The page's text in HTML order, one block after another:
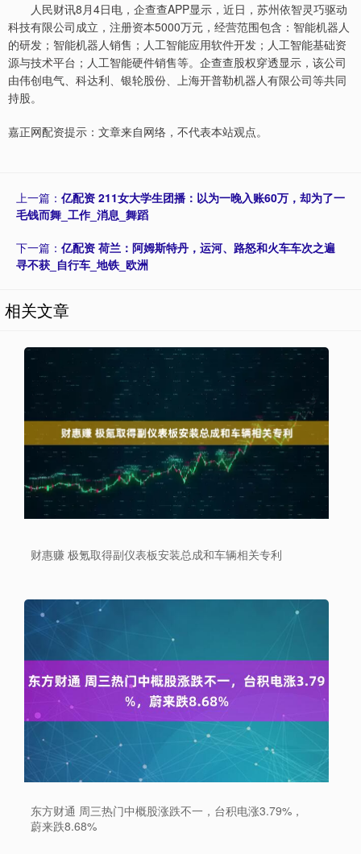
人民财讯8月4日电，企查查APP显示，近日，苏州依智灵巧驱动
科技有限公司成立，注册资本5000万元，经营范围包含：智能机器人
的研发；智能机器人销售；人工智能应用软件开发；人工智能基础资
源与技术平台；人工智能硬件销售等。企查查股权穿透显示，该公司
由伟创电气、科达利、银轮股份、上海开普勒机器人有限公司等共同
持股。
嘉正网配资提示：文章来自网络，不代表本站观点。
上一篇： 亿配资 211女大学生团播：以为一晚入账60万，却为了一
毛钱而舞_工作_消息_舞蹈
下一篇： 亿配资 荷兰：阿姆斯特丹，运河、路怒和火车车次之遍
寻不获_自行车_地铁_欧洲
相关文章
财惠赚 极氪取得副仪表板安装总成和车辆相关专利
东方财通 周三热门中概股涨跌不一，台积电涨3.79%，
蔚来跌8.68%